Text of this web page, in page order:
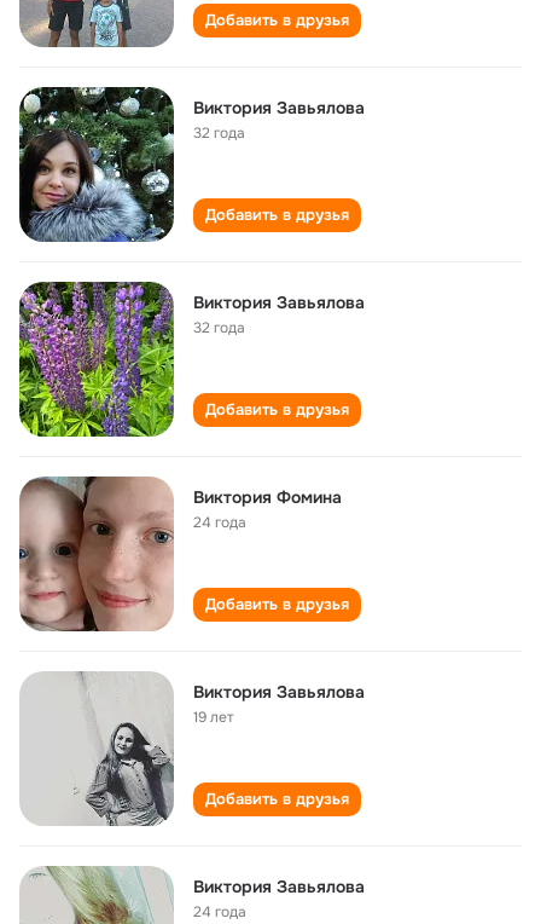
Добавить в друзья
Виктория Завьялова
32 года
Добавить в друзья
Виктория Завьялова
32 года
Добавить в друзья
Виктория Фомина
24 года
Добавить в друзья
Виктория Завьялова
19 лет
Добавить в друзья
Виктория Завьялова
24 года